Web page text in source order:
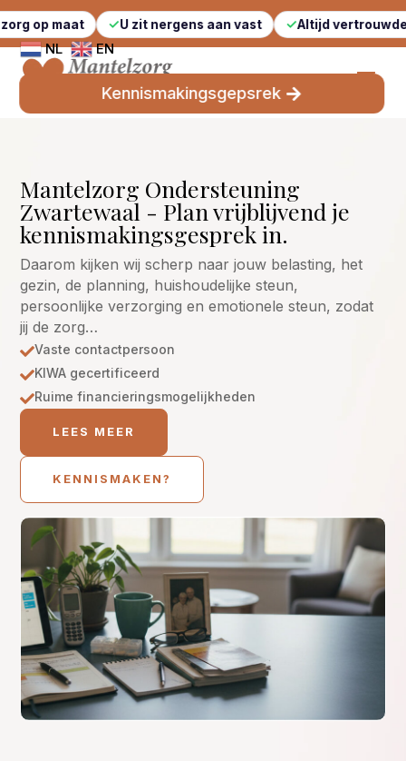
U zit nergens aan vast Altijd vertrouwde gezichten
NL EN
Kennismakingsgepsrek
Mantelzorg Ondersteuning
Zwartewaal - Plan vrijblijvend je
kennismakingsgesprek in.
Daarom kijken wij scherp naar jouw belasting, het
gezin, de planning, huishoudelijke steun,
persoonlijke verzorging en emotionele steun, zodat
jij de zorg…
Vaste contactpersoon
KIWA gecertificeerd
Ruime financieringsmogelijkheden
LEES MEER
KENNISMAKEN?